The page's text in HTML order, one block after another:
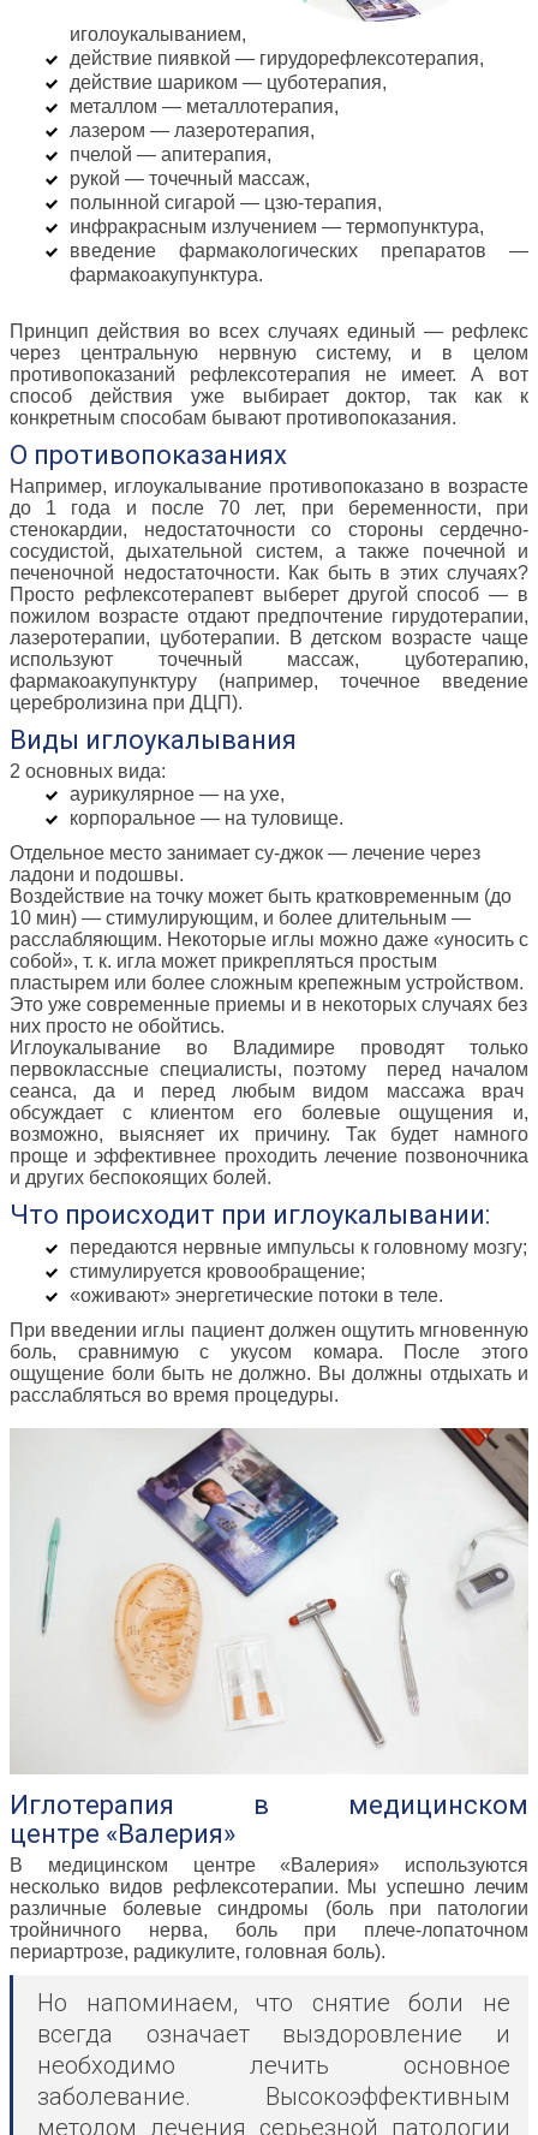
иголоукалыванием,
действие пиявкой — гирудорефлексотерапия,
действие шариком — цуботерапия,
металлом — металлотерапия,
лазером — лазеротерапия,
пчелой — апитерапия,
рукой — точечный массаж,
полынной сигарой — цзю-терапия,
инфракрасным излучением — термопунктура,
введение фармакологических препаратов —
фармакоакупунктура.
Принцип действия во всех случаях единый — рефлекс
через центральную нервную систему, и в целом
противопоказаний рефлексотерапия не имеет. А вот
способ действия уже выбирает доктор, так как к
конкретным способам бывают противопоказания.
О противопоказаниях
Например, иглоукалывание противопоказано в возрасте
до 1 года и после 70 лет, при беременности, при
стенокардии, недостаточности со стороны сердечно-
сосудистой, дыхательной систем, а также почечной и
печеночной недостаточности. Как быть в этих случаях?
Просто рефлексотерапевт выберет другой способ — в
пожилом возрасте отдают предпочтение гирудотерапии,
лазеротерапии, цуботерапии. В детском возрасте чаще
используют точечный массаж, цуботерапию,
фармакоакупунктуру (например, точечное введение
церебролизина при ДЦП).
Виды иглоукалывания
2 основных вида:
аурикулярное — на ухе,
корпоральное — на туловище.
Отдельное место занимает су-джок — лечение через
ладони и подошвы.
Воздействие на точку может быть кратковременным (до
10 мин) — стимулирующим, и более длительным —
расслабляющим. Некоторые иглы можно даже «уносить с
собой», т. к. игла может прикрепляться простым
пластырем или более сложным крепежным устройством.
Это уже современные приемы и в некоторых случаях без
них просто не обойтись.
Иглоукалывание во Владимире проводят только
первоклассные специалисты, поэтому перед началом
сеанса, да и перед любым видом массажа врач
обсуждает с клиентом его болевые ощущения и,
возможно, выясняет их причину. Так будет намного
проще и эффективнее проходить лечение позвоночника
и других беспокоящих болей.
Что происходит при иглоукалывании:
передаются нервные импульсы к головному мозгу;
стимулируется кровообращение;
«оживают» энергетические потоки в теле.
При введении иглы пациент должен ощутить мгновенную
боль, сравнимую с укусом комара. После этого
ощущение боли быть не должно. Вы должны отдыхать и
расслабляться во время процедуры.
Иглотерапия в медицинском
центре «Валерия»
В медицинском центре «Валерия» используются
несколько видов рефлексотерапии. Мы успешно лечим
различные болевые синдромы (боль при патологии
тройничного нерва, боль при плече-лопаточном
периартрозе, радикулите, головная боль).
Но напоминаем, что снятие боли не
всегда означает выздоровление и
необходимо лечить основное
заболевание. Высокоэффективным
методом лечения серьезной патологии